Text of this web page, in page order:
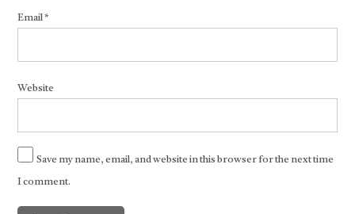
Email*
Website
Save my name, email, and website in this browser for the next time
I comment.